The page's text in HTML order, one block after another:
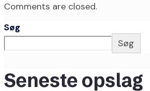
Comments are closed.
Søg
Søg
Seneste opslag